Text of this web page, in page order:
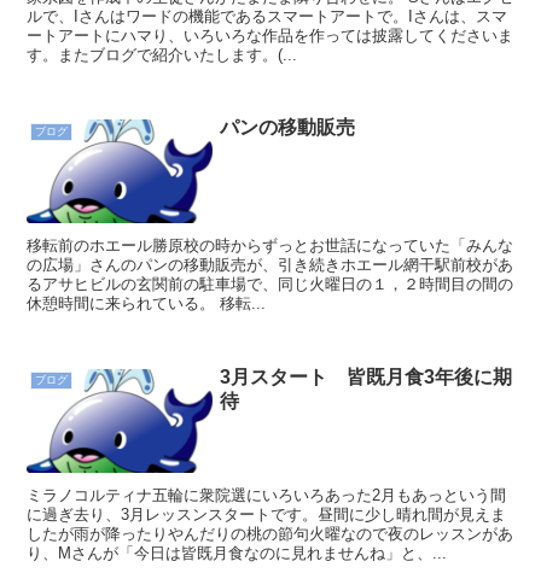
ルで、Iさんはワードの機能であるスマートアートで。Iさんは、スマ
ートアートにハマり、いろいろな作品を作っては披露してくださいま
す。またブログで紹介いたします。(...
ブログ パンの移動販売
移転前のホエール勝原校の時からずっとお世話になっていた「みんな
の広場」さんのパンの移動販売が、引き続きホエール網干駅前校があ
るアサヒビルの玄関前の駐車場で、同じ火曜日の１，２時間目の間の
休憩時間に来られている。 移転...
ブログ
3月スタート 皆既月食3年後に期
待
ミラノコルティナ五輪に衆院選にいろいろあった2月もあっという間
に過ぎ去り、3月レッスンスタートです。昼間に少し晴れ間が見えま
したが雨が降ったりやんだりの桃の節句火曜なので夜のレッスンがあ
り、Mさんが「今日は皆既月食なのに見れませんね」と、...